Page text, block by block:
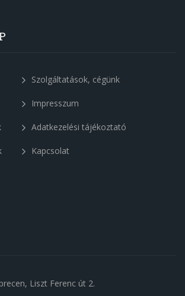
Szolgáltatások, cégünk
Impresszum
Adatkezelési tájékoztató
Kapcsolat
Liszt Ferenc út 2.